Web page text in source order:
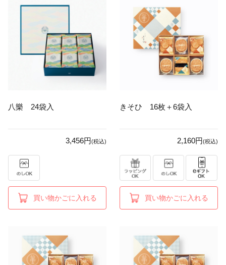
八樂 24袋入
3,456円(税込)
買い物かごに入れる
きそひ 16枚＋6袋入
2,160円(税込)
買い物かごに入れる